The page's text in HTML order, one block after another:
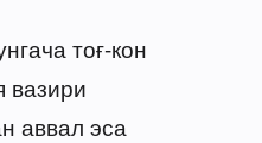
тоғ-кон
вазири
аввал эса